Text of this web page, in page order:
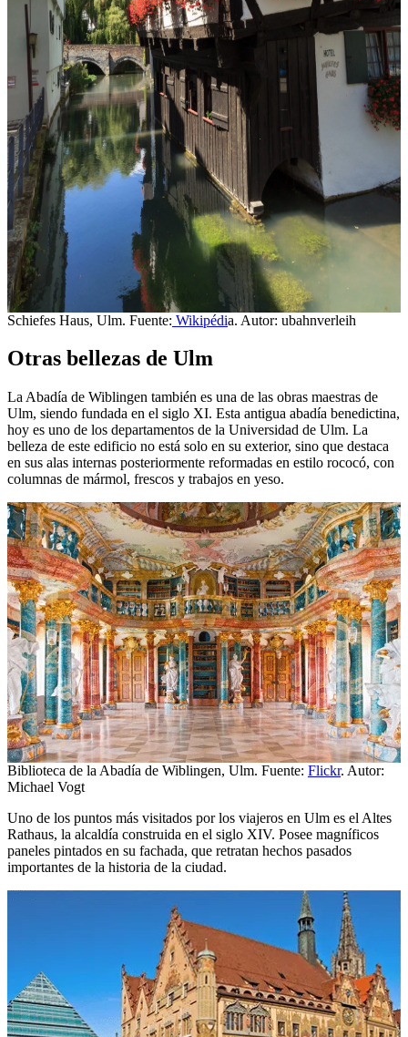
Schiefes Haus, Ulm. Fuente: Wikipédia. Autor: ubahnverleih
Otras bellezas de Ulm
La Abadía de Wiblingen también es una de las obras maestras de
Ulm, siendo fundada en el siglo XI. Esta antigua abadía benedictina,
hoy es uno de los departamentos de la Universidad de Ulm. La
belleza de este edificio no está solo en su exterior, sino que destaca
en sus alas internas posteriormente reformadas en estilo rococó, con
columnas de mármol, frescos y trabajos en yeso.
Biblioteca de la Abadía de Wiblingen, Ulm. Fuente: Flickr. Autor:
Michael Vogt
Uno de los puntos más visitados por los viajeros en Ulm es el Altes
Rathaus, la alcaldía construida en el siglo XIV. Posee magníficos
paneles pintados en su fachada, que retratan hechos pasados
importantes de la historia de la ciudad.